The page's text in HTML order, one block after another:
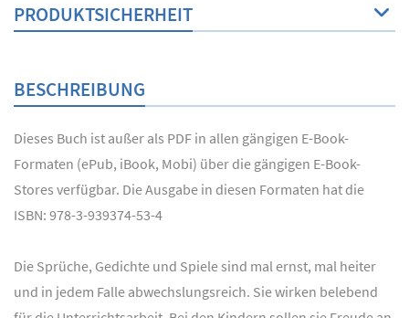
PRODUKTSICHERHEIT
BESCHREIBUNG
Dieses Buch ist außer als PDF in allen gängigen E-Book-
Formaten (ePub, iBook, Mobi) über die gängigen E-Book-
Stores verfügbar. Die Ausgabe in diesen Formaten hat die
ISBN: 978-3-939374-53-4
Die Sprüche, Gedichte und Spiele sind mal ernst, mal heiter
und in jedem Falle abwechslungsreich. Sie wirken belebend